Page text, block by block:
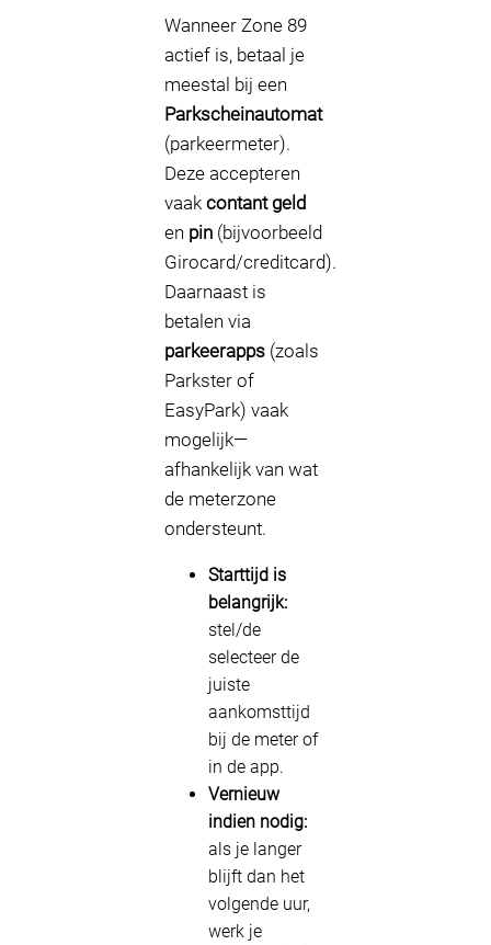
Wanneer Zone 89
actief is, betaal je
meestal bij een
Parkscheinautomat
(parkeermeter).
Deze accepteren
vaak contant geld
en pin (bijvoorbeeld
Girocard/creditcard).
Daarnaast is
betalen via
parkeerapps (zoals
Parkster of
EasyPark) vaak
mogelijk—
afhankelijk van wat
de meterzone
ondersteunt.
Starttijd is
belangrijk:
stel/de
selecteer de
juiste
aankomsttijd
bij de meter of
in de app.
Vernieuw
indien nodig:
als je langer
blijft dan het
volgende uur,
werk je